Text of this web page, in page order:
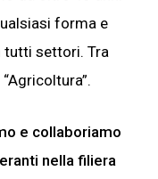
forma e
tutti settori. Tra
e collaboriamo
nella filiera